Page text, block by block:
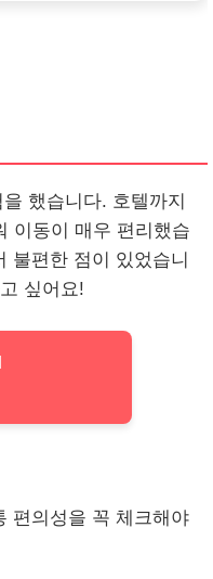
했습니다. 호텔까지
이동이 매우 편리했습
불편한 점이 있었습니
싶어요!
편의성을 꼭 체크해야